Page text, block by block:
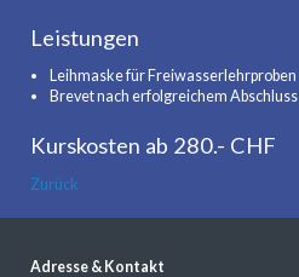
Leistungen
Leihmaske für Freiwasserlehrproben
Brevet nach erfolgreichem Abschluss
Kurskosten ab 280.- CHF
Zurück
Adresse & Kontakt